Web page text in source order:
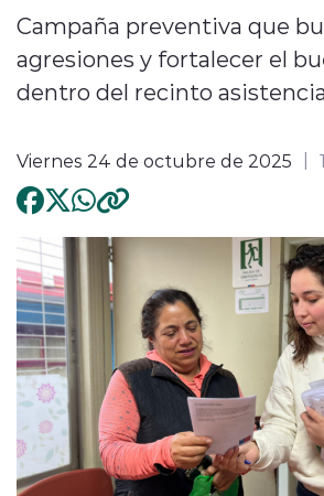
Campaña preventiva que
agresiones y fortalecer el
dentro del recinto
Viernes 24 de octubre de 2025